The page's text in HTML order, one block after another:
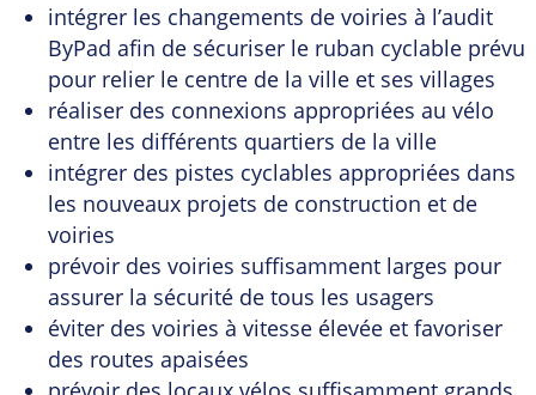
intégrer les changements de voiries à l’audit
ByPad afin de sécuriser le ruban cyclable prévu
pour relier le centre de la ville et ses villages
réaliser des connexions appropriées au vélo
entre les différents quartiers de la ville
intégrer des pistes cyclables appropriées dans
les nouveaux projets de construction et de
voiries
prévoir des voiries suffisamment larges pour
assurer la sécurité de tous les usagers
éviter des voiries à vitesse élevée et favoriser
des routes apaisées